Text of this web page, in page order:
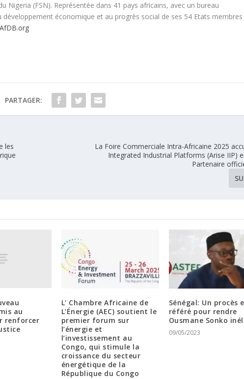
Nigeria (FSN). Représentée dans 41 pays africains, avec un bureau
développement économique et au progrès social de ses 54 Etats membres
PARTAGER:
les
La Foire Commerciale Intra-Africaine 2025
Integrated Industrial Platforms (Arise IIP)
Partenaire
au
renforcer
L’ Chambre Africaine de
L’Énergie (AEC) soutient le
premier forum sur
l’énergie et
l’investissement au
Congo, qui stimule la
croissance du secteur
énergétique de la
République du Congo
Sénégal: Un procès
référé pour rendre
Ousmane Sonko
09/05/2023